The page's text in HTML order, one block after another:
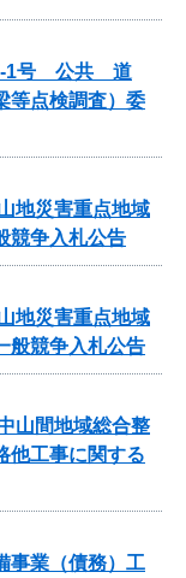
7-1号 公共 道
等点検調査）委
地災害重点地域
競争入札公告
地災害重点地域
般競争入札公告
山間地域総合整
他工事に関する
事業（債務）工